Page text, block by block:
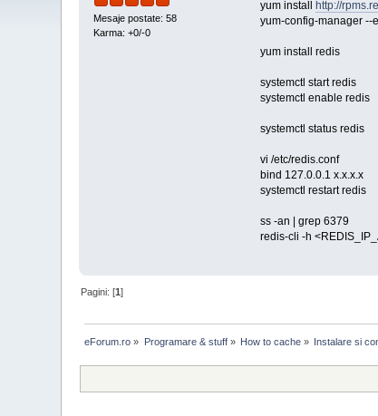
Mesaje postate: 58
Karma: +0/-0
yum install
http://
yum-config-manager --
yum install redis
systemctl start redis
systemctl enable redis
systemctl status redis
vi /etc/redis.conf
bind 127.0.0.1 x.x.x.x
systemctl restart redis
ss -an | grep 6379
redis-cli -h
Pagini: [1]
eForum.ro » Programare & stuff» How to cache » Instalare si